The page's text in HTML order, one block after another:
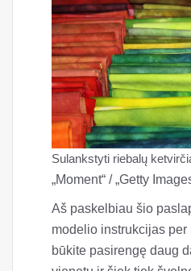
Sulankstyti riebalų
„Moment“ / „Getty
Aš paskelbiau šio
modelio instrukcijas per
būkite pasirengę daug